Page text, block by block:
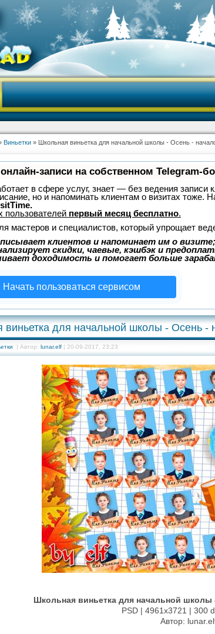
Виньетки » Школьная виньетка для начальной школы - Осень -
записи на собственном Telegram-
в сфере услуг, знает — без ведения
но и напоминать клиентам о визитах
пользователей первый месяц бесплатно.
мастеров и специалистов, который упрощает
клиентов и напоминает им о визите;
скидки, чаевые, кэшбэк и
доходимость и помогает больше
Начать пользоваться сервисом
виньетка для начальной школы - Осень -
| Автор: lunar.elf | 20-09-2017, 23:23
Школьная виньетка для начальной школы
PSD | 4961х3721 | 300
Автор: